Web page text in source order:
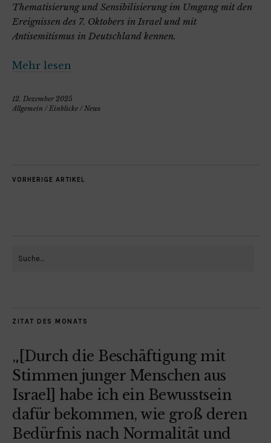
Thematisierung und Sensibilisierung im Umgang mit den
Ereignissen des 7. Oktobers in Israel und mit
Antisemitismus in Deutschland kennen.
Mehr lesen
12. Dezember 2025
Allgemein /Einblicke /News
VORHERIGE ARTIKEL
ZITAT DES MONATS
„[Durch die Beschäftigung mit
Stimmen junger Menschen aus
Israel] habe ich ein Bewusstsein
dafür bekommen, wie groß deren
Bedürfnis nach Normalität und